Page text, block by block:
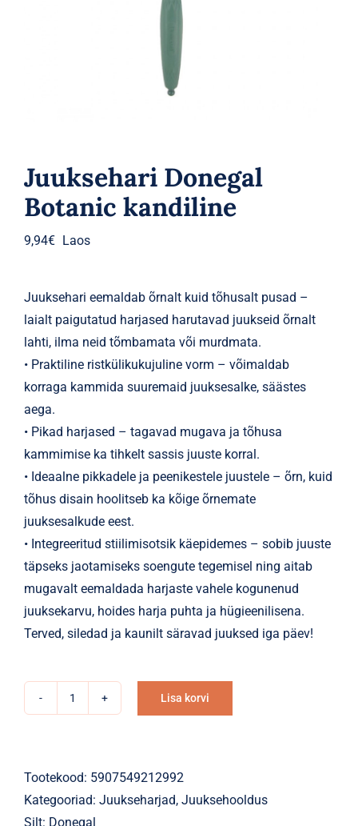
Juuksehari Donegal
Botanic kandiline
9,94€ Laos
Juuksehari eemaldab õrnalt kuid tõhusalt pusad –
laialt paigutatud harjased harutavad juukseid õrnalt
lahti, ilma neid tõmbamata või murdmata.
• Praktiline ristkülikukujuline vorm – võimaldab
korraga kammida suuremaid juuksesalke, säästes
aega.
• Pikad harjased – tagavad mugava ja tõhusa
kammimise ka tihkelt sassis juuste korral.
• Ideaalne pikkadele ja peenikestele juustele – õrn, kuid
tõhus disain hoolitseb ka kõige õrnemate
juuksesalkude eest.
• Integreeritud stiilimisotsik käepidemes – sobib juuste
täpseks jaotamiseks soengute tegemisel ning aitab
mugavalt eemaldada harjaste vahele kogunenud
juuksekarvu, hoides harja puhta ja hügieenilisena.
Terved, siledad ja kaunilt säravad juuksed iga päev!
kandiline
kogus
Lisa korvi
Alternative:
Tootekood: 5907549212992
Kategooriad: Juukseharjad, Juuksehooldus
Silt: Donegal